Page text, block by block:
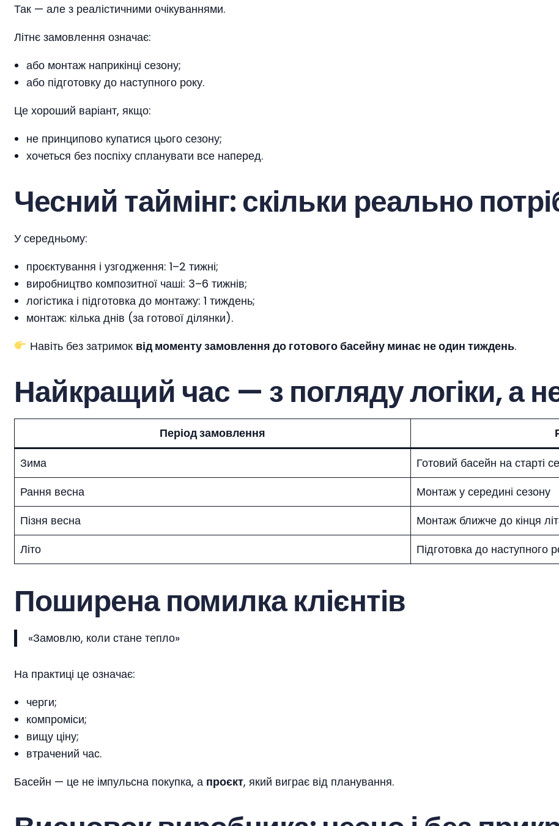
Так — але з реалістичними очікуваннями.
Літнє замовлення означає:
або монтаж наприкінці сезону;
або підготовку до наступного року.
Це хороший варіант, якщо:
не принципово купатися цього сезону;
хочеться без поспіху спланувати все наперед.
Чесний таймінг: скільки реально
У середньому:
проєктування і узгодження: 1–2 тижні;
виробництво композитної чаші: 3–6 тижнів;
логістика і підготовка до монтажу: 1 тиждень;
монтаж: кілька днів (за готової ділянки).
Навіть без затримок від моменту замовлення до готового басейну минає не один тиждень.
Найкращий час — з погляду логіки, а
Період замовлення
Зима
Готовий басейн на старті
Рання весна
Монтаж у середині сезону
Пізня весна
Монтаж ближче до кінця
Літо
Підготовка до наступного
Поширена помилка клієнтів
«Замовлю, коли стане тепло»
На практиці це означає:
черги;
компроміси;
вищу ціну;
втрачений час.
Басейн — це не імпульсна покупка, а проєкт, який виграє від планування.